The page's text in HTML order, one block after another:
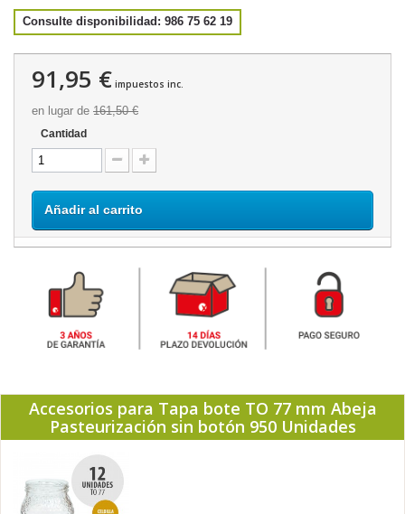
Consulte disponibilidad: 986 75 62 19
91,95 € impuestos inc.
en lugar de 161,50 €
Cantidad
Añadir al carrito
Accesorios para Tapa bote TO 77 mm Abeja
Pasteurización sin botón 950 Unidades